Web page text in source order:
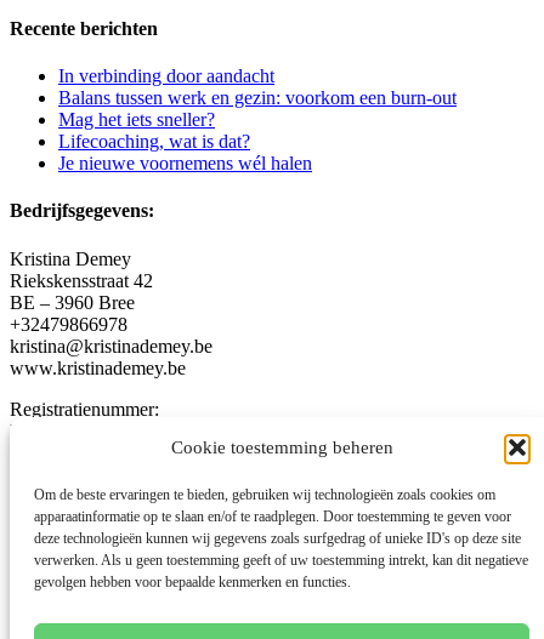
Cookie toestemming beheren
Om de beste ervaringen te bieden, gebruiken wij technologieën zoals cookies om
apparaatinformatie op te slaan en/of te raadplegen. Door toestemming te geven voor
deze technologieën kunnen wij gegevens zoals surfgedrag of unieke ID's op deze site
verwerken. Als u geen toestemming geeft of uw toestemming intrekt, kan dit negatieve
gevolgen hebben voor bepaalde kenmerken en functies.
Recente berichten
In verbinding door aandacht
Balans tussen werk en gezin: voorkom een burn-out
Mag het iets sneller?
Lifecoaching, wat is dat?
Je nieuwe voornemens wél halen
Bedrijfsgegevens:
Kristina Demey
Riekskensstraat 42
BE – 3960 Bree
+32479866978
kristina@kristinademey.be
www.kristinademey.be
Registratienummer:
KBO 0793 752 681
Algemene Voorwaarden
Cookiebeleid